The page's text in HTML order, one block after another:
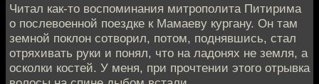
Читал как-то воспоминания митрополита Питирима
о послевоенной поездке к Мамаеву кургану. Он там
земной поклон сотворил, потом, поднявшись, стал
отряхивать руки и понял, что на ладонях не земля, а
осколки костей. У меня, при прочтении этого отрывка